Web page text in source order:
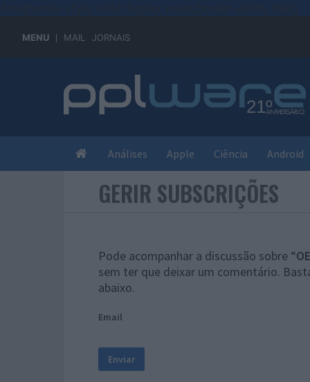
MENU MAIL JORNAIS
Análises Apple Ciência Android
GERIR SUBSCRIÇÕES
Pode acompanhar a discussão sobre “
sem ter que deixar um comentário.
abaixo.
Email